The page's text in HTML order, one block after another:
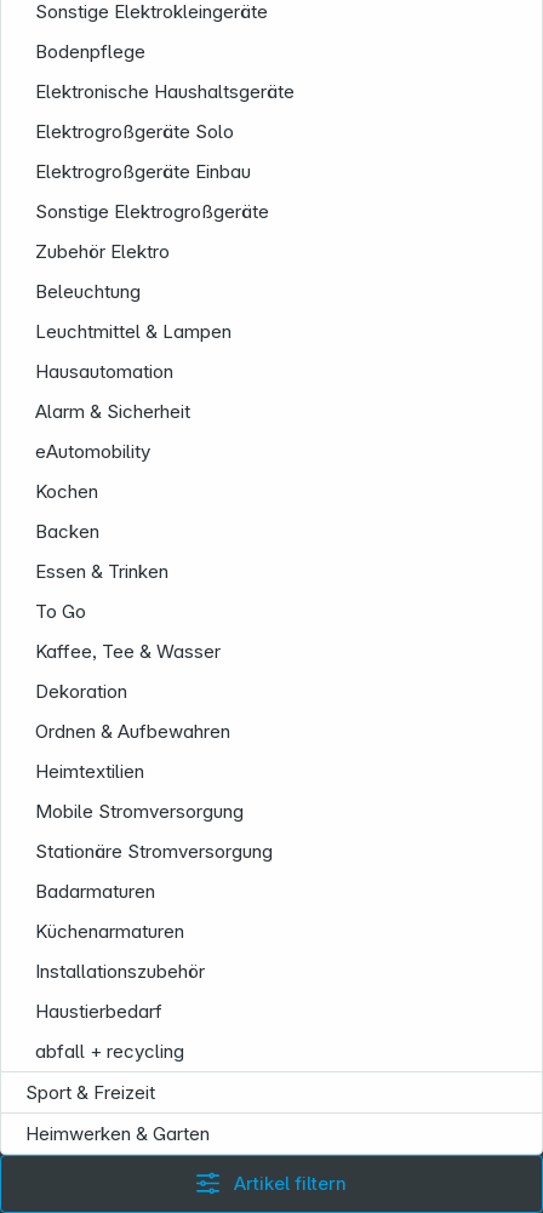
Sonstige Elektrokleingeräte
Bodenpflege
Elektronische Haushaltsgeräte
Elektrogroßgeräte Solo
Elektrogroßgeräte Einbau
Sonstige Elektrogroßgeräte
Zubehör Elektro
Beleuchtung
Leuchtmittel & Lampen
Hausautomation
Alarm & Sicherheit
eAutomobility
Kochen
Backen
Essen & Trinken
To Go
Kaffee, Tee & Wasser
Dekoration
Ordnen & Aufbewahren
Heimtextilien
Mobile Stromversorgung
Stationäre Stromversorgung
Badarmaturen
Küchenarmaturen
Installationszubehör
Haustierbedarf
abfall + recycling
Sport & Freizeit
Heimwerken & Garten
Artikel filtern
Informationen